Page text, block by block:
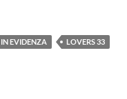
IN EVIDENZA
LOVERS 33